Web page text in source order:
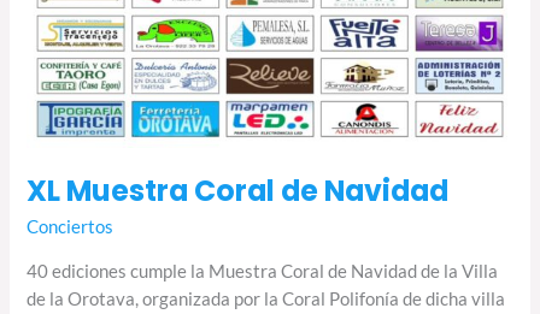
XL Muestra Coral de Navidad
Conciertos
40 ediciones cumple la Muestra Coral de Navidad de la Villa
de la Orotava, organizada por la Coral Polifonía de dicha villa